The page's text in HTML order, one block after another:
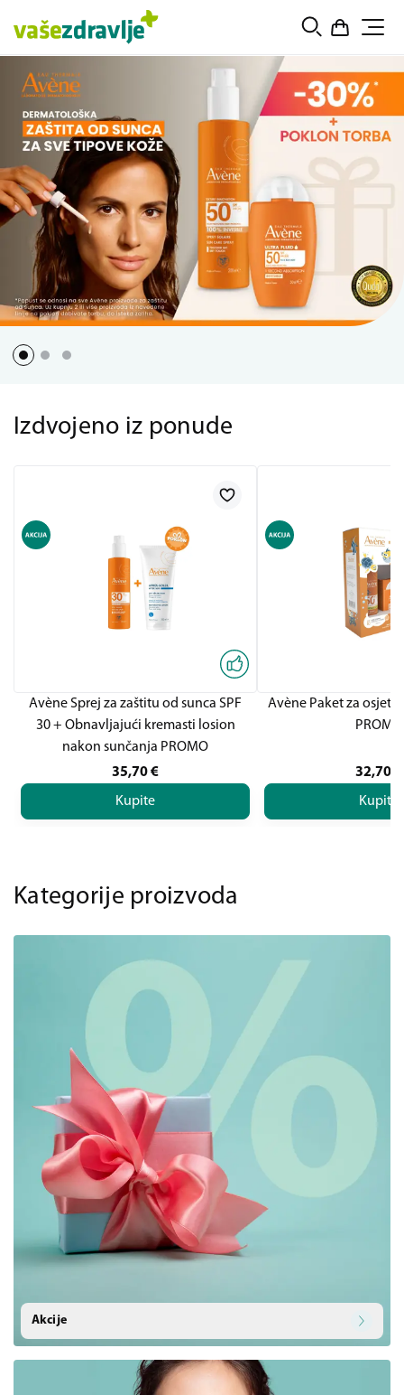
Izdvojeno iz ponude
Avène Sprej za zaštitu od sunca SPF
30 + Obnavljajući kremasti losion
nakon sunčanja PROMO
35,70€
Kupite
Avène Paket za
PROMO
32,70
Kupite
Kategorije proizvoda
Akcije